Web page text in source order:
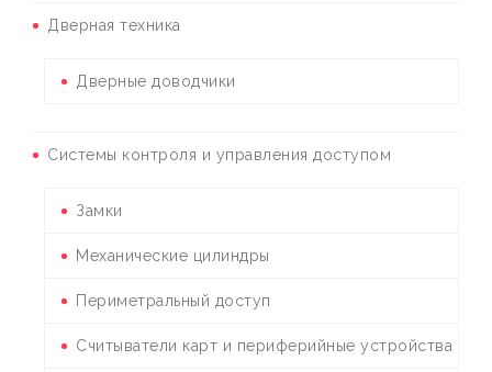
Дверная техника
Дверные доводчики
Системы контроля и управления доступом
Замки
Механические цилиндры
Периметральный доступ
Считыватели карт и периферийные устройства